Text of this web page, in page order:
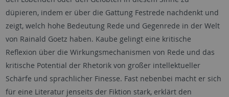
düpieren, indem er über die Gattung Festrede nachdenkt und
zeigt, welch hohe Bedeutung Rede und Gegenrede in der Welt
von Rainald Goetz haben. Kaube gelingt eine kritische
Reflexion über die Wirkungsmechanismen von Rede und das
kritische Potential der Rhetorik von großer intellektueller
Schärfe und sprachlicher Finesse. Fast nebenbei macht er sich
für eine Literatur jenseits der Fiktion stark, erklärt den